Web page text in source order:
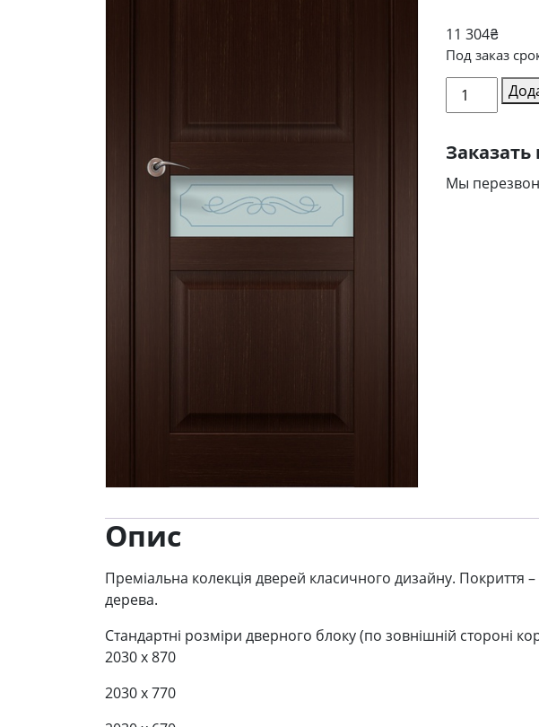
11 304₴
Под заказ
Міжкімнатні
двері
кількість
Заказать
Мы
Опис
Преміальна колекція дверей класичного дизайну. Покриття
дерева.
Стандартні розміри дверного блоку (по зовнішній стороні
2030 x 870
2030 x 770